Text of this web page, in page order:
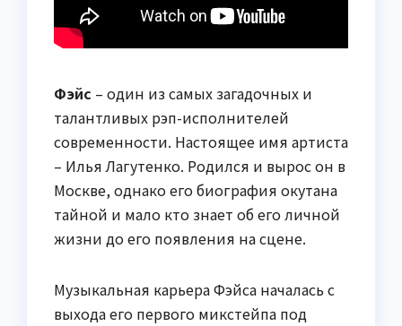
Фэйс – один из самых загадочных и
талантливых рэп-исполнителей
современности. Настоящее имя артиста
– Илья Лагутенко. Родился и вырос он в
Москве, однако его биография окутана
тайной и мало кто знает об его личной
жизни до его появления на сцене.
Музыкальная карьера Фэйса началась с
выхода его первого микстейпа под